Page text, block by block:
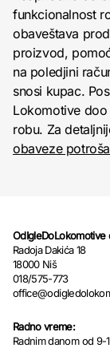
funkcionalnost
obaveštava
proizvod,
na poledjini
snosi kupac.
Lokomotive
robu. Za
obaveze
OdIgleDoLokomotive
Radoja Dakića 18
18000 Niš
018/575-773
Radno vreme:
Radnim danom od 9-